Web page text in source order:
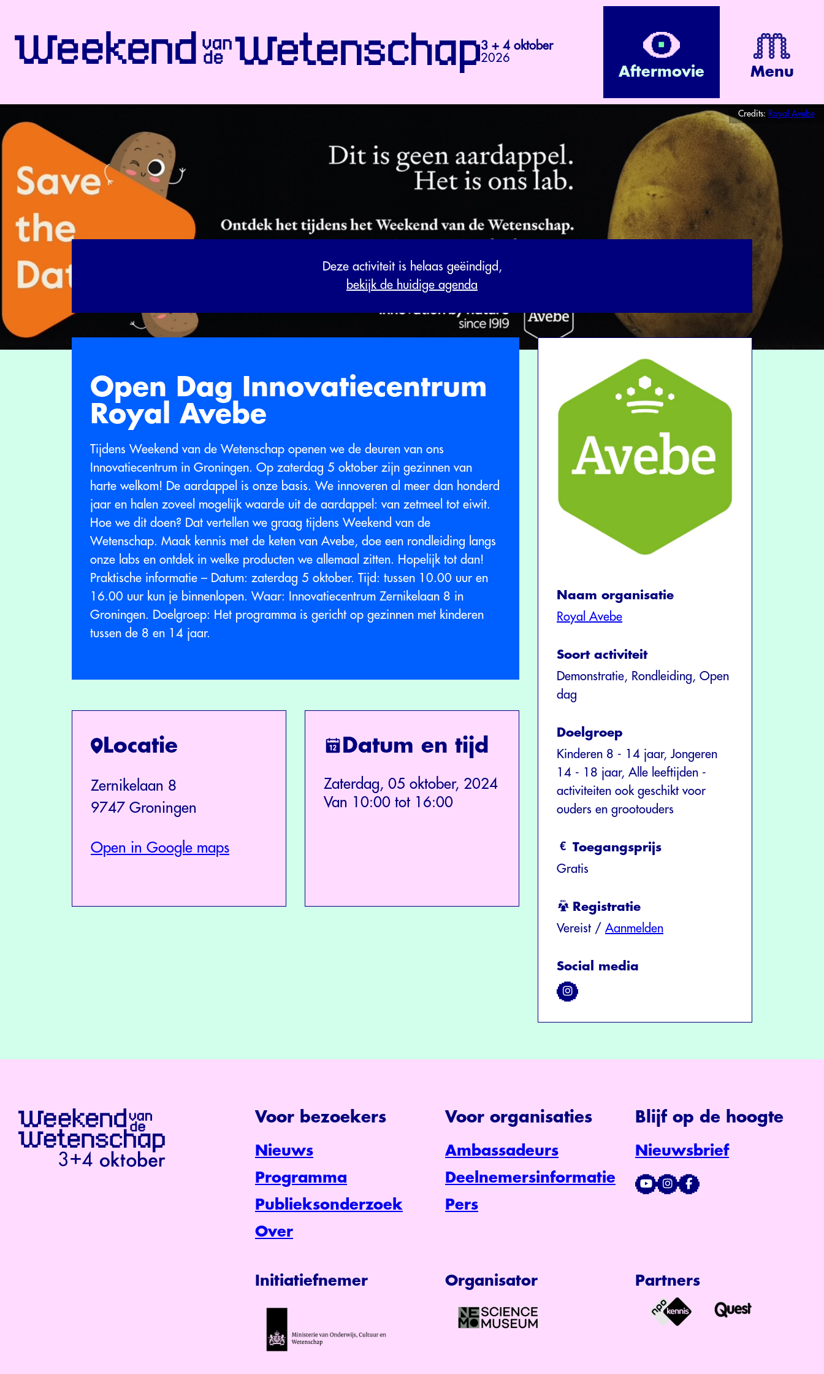
3 + 4 oktober
2026
Aftermovie Menu
Credits: Royal Avebe
Deze activiteit is helaas geëindigd,
bekijk de huidige agenda
Open Dag Innovatiecentrum
Royal Avebe
Tijdens Weekend van de Wetenschap openen we de deuren van ons
Innovatiecentrum in Groningen. Op zaterdag 5 oktober zijn gezinnen van
harte welkom! De aardappel is onze basis. We innoveren al meer dan honderd
jaar en halen zoveel mogelijk waarde uit de aardappel: van zetmeel tot eiwit.
Hoe we dit doen? Dat vertellen we graag tijdens Weekend van de
Wetenschap. Maak kennis met de keten van Avebe, doe een rondleiding langs
onze labs en ontdek in welke producten we allemaal zitten. Hopelijk tot dan!
Praktische informatie – Datum: zaterdag 5 oktober. Tijd: tussen 10.00 uur en
16.00 uur kun je binnenlopen. Waar: Innovatiecentrum Zernikelaan 8 in
Groningen. Doelgroep: Het programma is gericht op gezinnen met kinderen
tussen de 8 en 14 jaar.
Locatie
Zernikelaan 8
9747 Groningen
Open in Google maps
Datum en tijd
Zaterdag, 05 oktober, 2024
Van 10:00 tot 16:00
Naam organisatie
Royal Avebe
Soort activiteit
Demonstratie, Rondleiding, Open
dag
Doelgroep
Kinderen 8 - 14 jaar, Jongeren
14 - 18 jaar, Alle leeftijden -
activiteiten ook geschikt voor
ouders en grootouders
Toegangsprijs
Gratis
Registratie
Vereist / Aanmelden
Social media
Voor bezoekers
Nieuws
Programma
Publieksonderzoek
Over
Voor organisaties
Ambassadeurs
Deelnemersinformatie
Pers
Blijf op de hoogte
Nieuwsbrief
Initiatiefnemer Organisator Partners